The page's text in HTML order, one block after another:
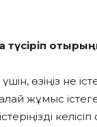
өзіңіз не
жұмыс